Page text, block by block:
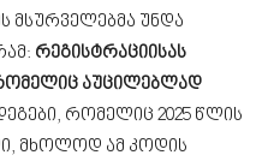
მსურველებმა უნდა
რეგისტრაციისას
აუცილებლად
რომელიც 2025 წლის
მხოლოდ ამ კოდის